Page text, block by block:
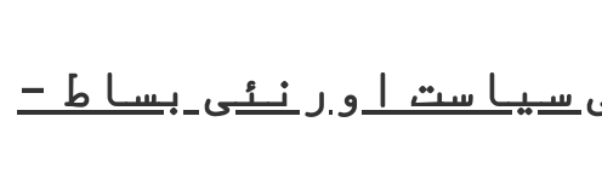
سیاست اورنئی بساط –